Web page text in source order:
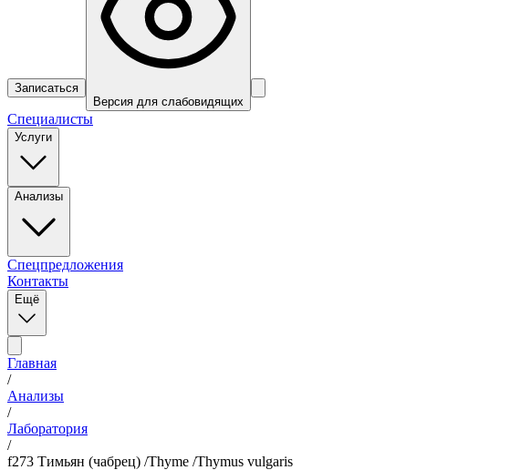
Записаться
Версия для слабовидящих
Специалисты
Услуги
Анализы
Спецпредложения
Контакты
Ещё
Главная
/
Анализы
/
Лаборатория
/
f273 Тимьян (чабрец) /Thyme /Thymus vulgaris